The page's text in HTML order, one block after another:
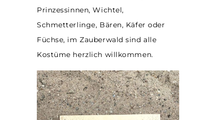
Prinzessinnen, Wichtel,
Schmetterlinge, Bären, Käfer oder
Füchse, im Zauberwald sind alle
Kostüme herzlich willkommen.